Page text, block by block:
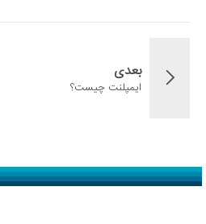
بعدی
ایمپلنت چیست؟